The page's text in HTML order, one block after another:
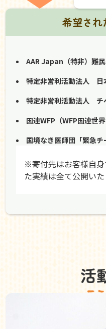
希望され
AAR Japan（特非）難
特定非営利活動法人 日
特定非営利活動法人 チ
国連WFP（WFP国連世界
国境なき医師団「緊急
※寄付先はお客様自
た実績は全て公開いた
活